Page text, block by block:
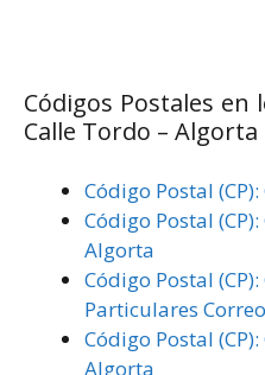
Códigos Postales en
Calle Tordo – Algorta
Código Postal
Código Postal
Algorta
Código Postal
Particulares
Código Postal
Algorta